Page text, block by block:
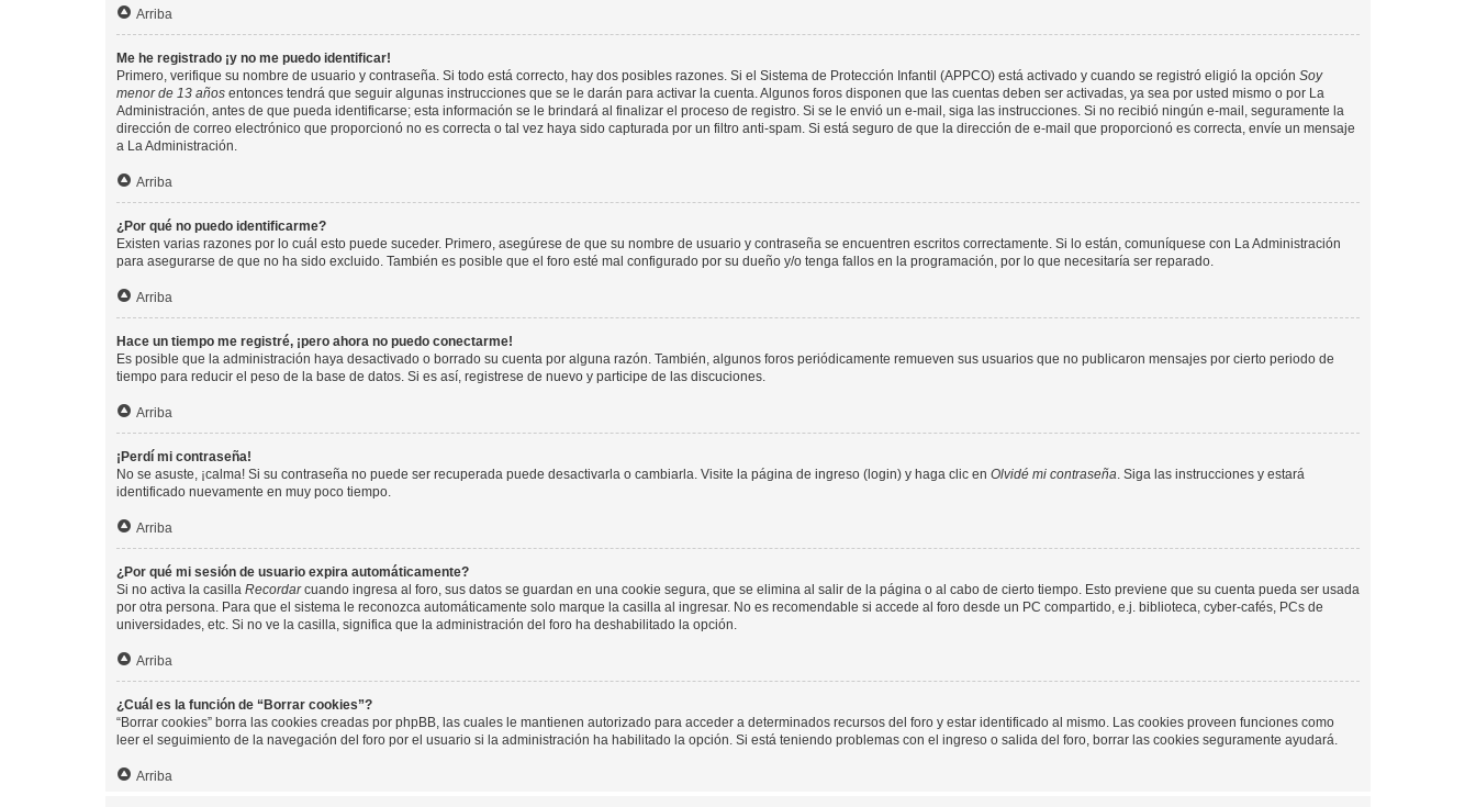
Arriba
Me he registrado ¡y no me puedo identificar!
Primero, verifique su nombre de usuario y contraseña. Si todo está correcto, hay dos posibles razones. Si el Sistema de Protección Infantil (APPCO) está activado y cuando se registró eligió la opción Soy
menor de 13 años entonces tendrá que seguir algunas instrucciones que se le darán para activar la cuenta. Algunos foros disponen que las cuentas deben ser activadas, ya sea por usted mismo o por La
Administración, antes de que pueda identificarse; esta información se le brindará al finalizar el proceso de registro. Si se le envió un e-mail, siga las instrucciones. Si no recibió ningún e-mail, seguramente la
dirección de correo electrónico que proporcionó no es correcta o tal vez haya sido capturada por un filtro anti-spam. Si está seguro de que la dirección de e-mail que proporcionó es correcta, envíe un mensaje
a La Administración.
Arriba
¿Por qué no puedo identificarme?
Existen varias razones por lo cuál esto puede suceder. Primero, asegúrese de que su nombre de usuario y contraseña se encuentren escritos correctamente. Si lo están, comuníquese con La Administración
para asegurarse de que no ha sido excluido. También es posible que el foro esté mal configurado por su dueño y/o tenga fallos en la programación, por lo que necesitaría ser reparado.
Arriba
Hace un tiempo me registré, ¡pero ahora no puedo conectarme!
Es posible que la administración haya desactivado o borrado su cuenta por alguna razón. También, algunos foros periódicamente remueven sus usuarios que no publicaron mensajes por cierto periodo de
tiempo para reducir el peso de la base de datos. Si es así, registrese de nuevo y participe de las discuciones.
Arriba
¡Perdí mi contraseña!
No se asuste, ¡calma! Si su contraseña no puede ser recuperada puede desactivarla o cambiarla. Visite la página de ingreso (login) y haga clic en Olvidé mi contraseña. Siga las instrucciones y estará
identificado nuevamente en muy poco tiempo.
Arriba
¿Por qué mi sesión de usuario expira automáticamente?
Si no activa la casilla Recordarcuando ingresa al foro, sus datos se guardan en una cookie segura, que se elimina al salir de la página o al cabo de cierto tiempo. Esto previene que su cuenta pueda ser usada
por otra persona. Para que el sistema le reconozca automáticamente solo marque la casilla al ingresar. No es recomendable si accede al foro desde un PC compartido, e.j. biblioteca, cyber-cafés, PCs de
universidades, etc. Si no ve la casilla, significa que la administración del foro ha deshabilitado la opción.
Arriba
¿Cuál es la función de “Borrar cookies”?
“Borrar cookies” borra las cookies creadas por phpBB, las cuales le mantienen autorizado para acceder a determinados recursos del foro y estar identificado al mismo. Las cookies proveen funciones como
leer el seguimiento de la navegación del foro por el usuario si la administración ha habilitado la opción. Si está teniendo problemas con el ingreso o salida del foro, borrar las cookies seguramente ayudará.
Arriba